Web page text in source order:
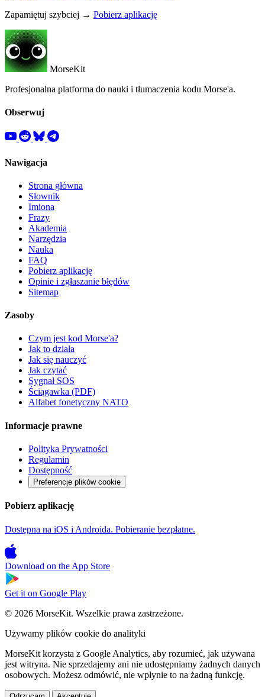
Zapamiętuj szybciej → Pobierz aplikację
MorseKit
Profesjonalna platforma do nauki i tłumaczenia kodu Morse'a.
Obserwuj
Nawigacja
Strona główna
Słownik
Imiona
Frazy
Akademia
Narzędzia
Nauka
FAQ
Pobierz aplikację
Opinie i zgłaszanie błędów
Sitemap
Zasoby
Czym jest kod Morse'a?
Jak to działa
Jak się nauczyć
Jak czytać
Sygnał SOS
Ściągawka (PDF)
Alfabet fonetyczny NATO
Informacje prawne
Polityka Prywatności
Regulamin
Dostępność
Preferencje plików cookie
Pobierz aplikację
Dostępna na iOS i Androida. Pobieranie bezpłatne.
Download on the App Store
Get it on Google Play
© 2026 MorseKit. Wszelkie prawa zastrzeżone.
Używamy plików cookie do analityki
MorseKit korzysta z Google Analytics, aby rozumieć, jak używana
jest witryna. Nie sprzedajemy ani nie udostępniamy żadnych danych
osobowych. Możesz odmówić, nie wpłynie to na żadną funkcję.